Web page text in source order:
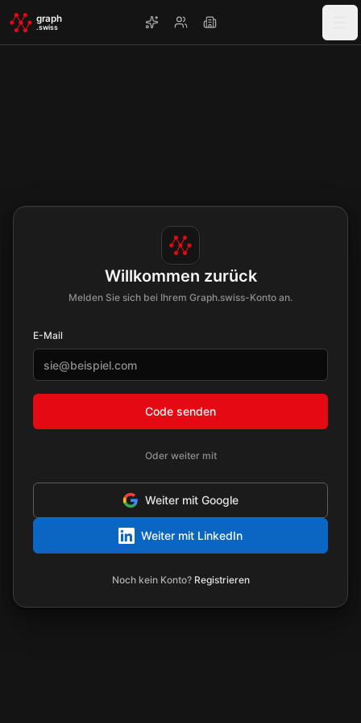
Skip to main content
graph
.swiss
Willkommen zurück
Melden Sie sich bei Ihrem Graph.swiss-Konto an.
E-Mail
Code senden
Oder weiter mit
Weiter mit Google
Weiter mit LinkedIn
Noch kein Konto? Registrieren